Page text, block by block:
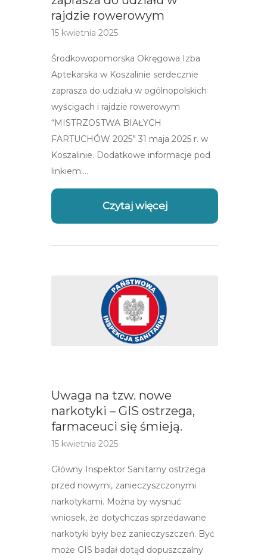
rajdzie rowerowym
15 kwietnia 2025
Środkowopomorska Okręgowa Izba
Aptekarska w Koszalinie serdecznie
zaprasza do udziału w ogólnopolskich
wyścigach i rajdzie rowerowym
“MISTRZOSTWA BIAŁYCH
FARTUCHÓW 2025” 31 maja 2025 r. w
Koszalinie. Dodatkowe informacje pod
linkiem:…
Czytaj więcej
Uwaga na tzw. nowe
narkotyki – GIS ostrzega,
farmaceuci się śmieją.
15 kwietnia 2025
Główny Inspektor Sanitarny ostrzega
przed nowymi, zanieczyszczonymi
narkotykami. Można by wysnuć
wniosek, że dotychczas sprzedawane
narkotyki były bez zanieczyszczeń. Być
może GIS badał dotąd dopuszczalny